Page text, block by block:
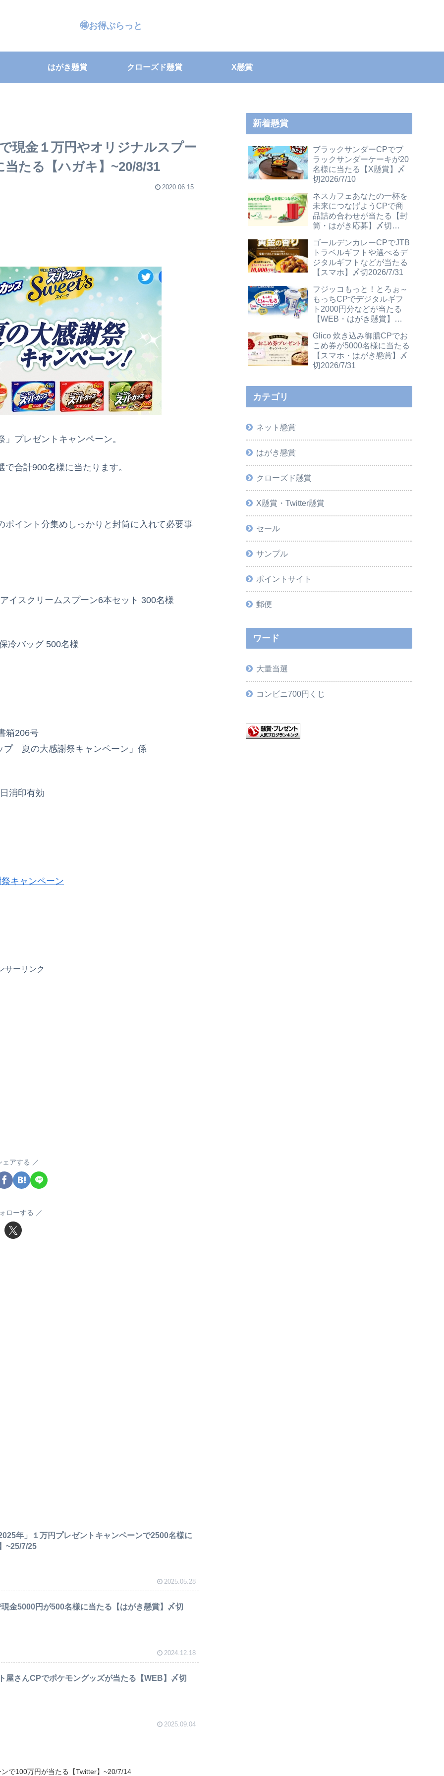
🉐お得ぷらっと
はがき懸賞 クローズド懸賞 X懸賞
現金１万円やオリジナルスプー
たる【ハガキ】~20/8/31
2020.06.15
プレゼントキャンペーン。
合計900名様に当たります。
イント分集めしっかりと封筒に入れて必要事
イスクリームスプーン6本セット 300名様
冷バッグ 500名様
箱206号
プ 夏の大感謝祭キャンペーン」係
消印有効
キャンペーン
サーリンク
ェアする
ローする
年」１万円プレゼントキャンペーンで2500名様に
~25/7/25
2025.05.28
金5000円が500名様に当たる【はがき懸賞】〆切
2024.12.18
屋さんCPでポケモングッズが当たる【WEB】〆切
2025.09.04
で100万円が当たる【Twitter】~20/7/14
新着懸賞
ブラックサンダーCPでブ
ラックサンダーケーキが20
名様に当たる【X懸賞】〆
切2026/7/10
ネスカフェあなたの一杯を
未来につなげようCPで商
品詰め合わせが当たる【封
筒・はがき応募】〆切
ゴールデンカレーCPでJTB
トラベルギフトや選べるデ
ジタルギフトなどが当たる
【スマホ】〆切2026/7/31
フジッコもっと！とろぉ～
もっちCPでデジタルギフ
ト2000円分などが当たる
【WEB・はがき懸賞】〆
Glico 炊き込み御膳CPでお
こめ券が5000名様に当たる
【スマホ・はがき懸賞】〆
切2026/7/31
カテゴリ
ネット懸賞
はがき懸賞
クローズド懸賞
X懸賞・Twitter懸賞
セール
サンプル
ポイントサイト
郵便
ワード
大量当選
コンビニ700円くじ